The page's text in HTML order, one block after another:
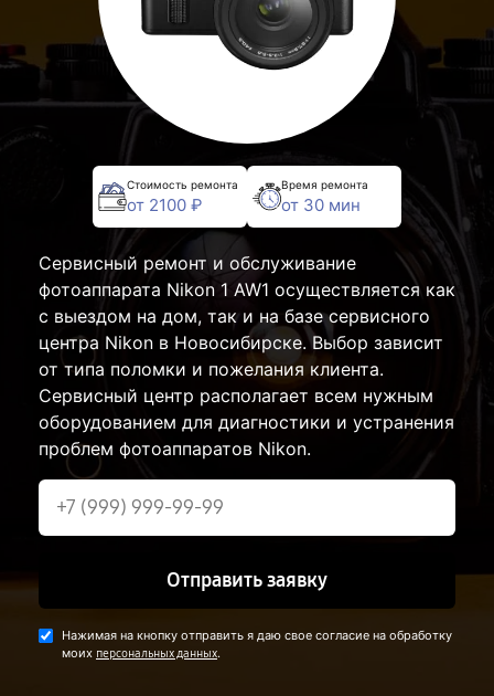
Стоимость ремонта
от 2100 ₽
Время ремонта
от 30 мин
Сервисный ремонт и обслуживание
фотоаппарата Nikon 1 AW1 осуществляется как
с выездом на дом, так и на базе сервисного
центра Nikon в Новосибирске. Выбор зависит
от типа поломки и пожелания клиента.
Сервисный центр располагает всем нужным
оборудованием для диагностики и устранения
проблем фотоаппаратов Nikon.
Отправить заявку
Нажимая на кнопку отправить я даю свое согласие на обработку
моих персональных данных.